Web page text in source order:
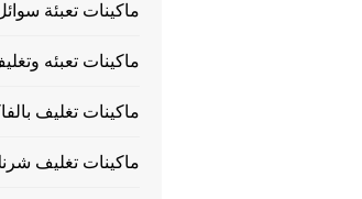
ماكينات تعبئة
ماكينات تعبئه
ماكينات تغليف
ماكينات تغليف